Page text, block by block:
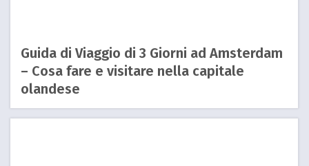
Guida di Viaggio di 3 Giorni ad Amsterdam
– Cosa fare e visitare nella capitale
olandese